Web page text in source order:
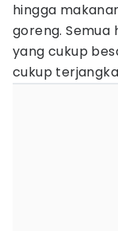
hingga
goreng. Semua
yang cukup
cukup